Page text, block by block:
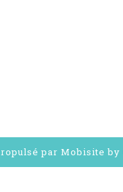
par Mobisite by